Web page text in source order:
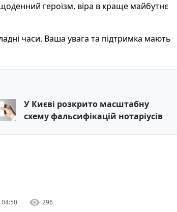
героїзм, віра в краще майбутнє
часи. Ваша увага та підтримка мають
У Києві розкрито масштабну
схему фальсифікацій нотаріусів
04:50 296